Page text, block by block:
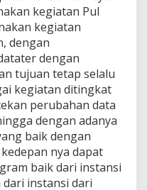
kegiatan Pul
kegiatan
dengan
dengan
tujuan tetap selalu
kegiatan ditingkat
perubahan data
dengan adanya
baik dengan
nya dapat
baik dari instansi
instansi dari